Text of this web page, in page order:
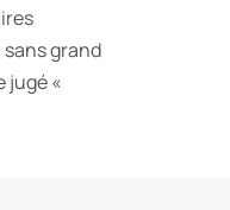
grand
jugé «